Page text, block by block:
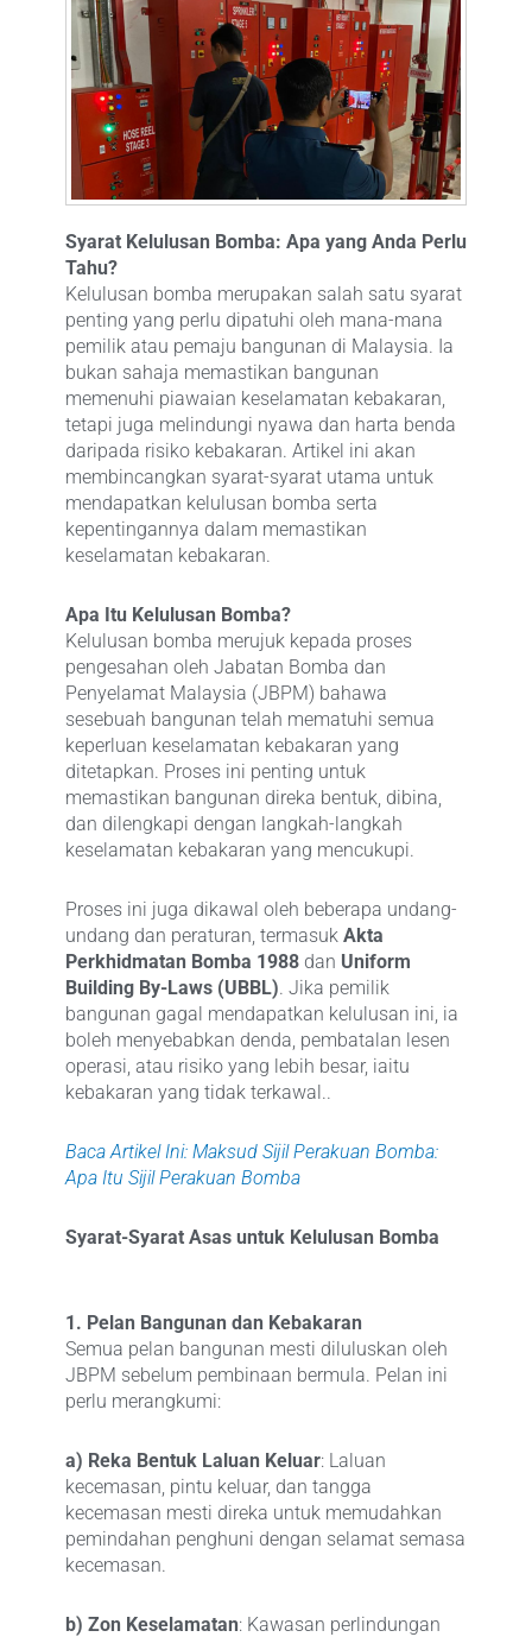
Syarat Kelulusan Bomba: Apa yang Anda Perlu
Tahu?
Kelulusan bomba merupakan salah satu syarat
penting yang perlu dipatuhi oleh mana-mana
pemilik atau pemaju bangunan di Malaysia. Ia
bukan sahaja memastikan bangunan
memenuhi piawaian keselamatan kebakaran,
tetapi juga melindungi nyawa dan harta benda
daripada risiko kebakaran. Artikel ini akan
membincangkan syarat-syarat utama untuk
mendapatkan kelulusan bomba serta
kepentingannya dalam memastikan
keselamatan kebakaran.
Apa Itu Kelulusan Bomba?
Kelulusan bomba merujuk kepada proses
pengesahan oleh Jabatan Bomba dan
Penyelamat Malaysia (JBPM) bahawa
sesebuah bangunan telah mematuhi semua
keperluan keselamatan kebakaran yang
ditetapkan. Proses ini penting untuk
memastikan bangunan direka bentuk, dibina,
dan dilengkapi dengan langkah-langkah
keselamatan kebakaran yang mencukupi.
Proses ini juga dikawal oleh beberapa undang-
undang dan peraturan, termasuk Akta
Perkhidmatan Bomba 1988 dan Uniform
Building By-Laws (UBBL). Jika pemilik
bangunan gagal mendapatkan kelulusan ini, ia
boleh menyebabkan denda, pembatalan lesen
operasi, atau risiko yang lebih besar, iaitu
kebakaran yang tidak terkawal..
Baca Artikel Ini: Maksud Sijil Perakuan Bomba:
Apa Itu Sijil Perakuan Bomba
Syarat-Syarat Asas untuk Kelulusan Bomba
1. Pelan Bangunan dan Kebakaran
Semua pelan bangunan mesti diluluskan oleh
JBPM sebelum pembinaan bermula. Pelan ini
perlu merangkumi:
a) Reka Bentuk Laluan Keluar: Laluan
kecemasan, pintu keluar, dan tangga
kecemasan mesti direka untuk memudahkan
pemindahan penghuni dengan selamat semasa
kecemasan.
b) Zon Keselamatan: Kawasan perlindungan